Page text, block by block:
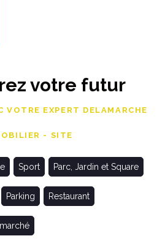
votre futur
VOTRE EXPERT DELAMARCHE
- SITE
Sport Parc, Jardin et Square
Parking Restaurant